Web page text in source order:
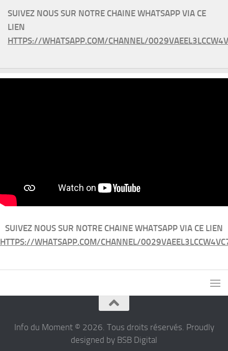
SUIVEZ NOUS SUR NOTRE CHAINE WHATSAPP VIA CE
LIEN
HTTPS://WHATSAPP.COM/CHANNEL/
SUIVEZ NOUS SUR NOTRE CHAINE WHATSAPP VIA CE LIEN
HTTPS://WHATSAPP.COM/CHANNEL/
Info du Moment © 2026. Tous droits réservés. Proudly
designed by BSB Digital